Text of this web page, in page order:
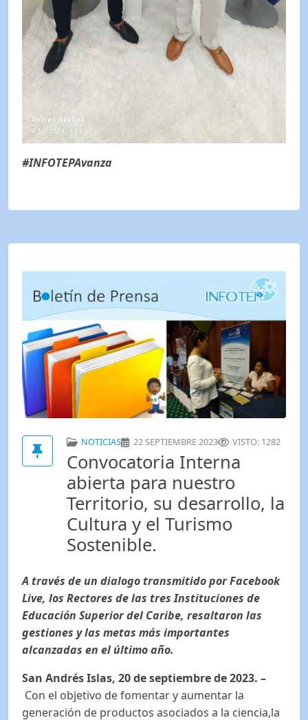
#INFOTEPAvanza
NOTICIAS 22 SEPTIEMBRE 2023 VISTO: 1282
Convocatoria Interna
abierta para nuestro
Territorio, su desarrollo, la
Cultura y el Turismo
Sostenible.
A través de un dialogo transmitido por Facebook
Live, los Rectores de las tres Instituciones de
Educación Superior del Caribe, resaltaron las
gestiones y las metas más importantes
alcanzadas en el último año.
San Andrés Islas, 20 de septiembre de 2023. –
Con el objetivo de fomentar y aumentar la
generación de productos asociados a la ciencia,la